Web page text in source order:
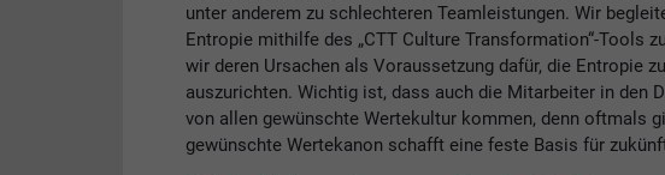
unter anderem zu schlechteren Teamleistungen. Wir
Entropie mithilfe des „CTT Culture Transformation“-Tools
wir deren Ursachen als Voraussetzung dafür, die Entropie
auszurichten. Wichtig ist, dass auch die Mitarbeiter in den
von allen gewünschte Wertekultur kommen, denn oftmals
gewünschte Wertekanon schafft eine feste Basis für